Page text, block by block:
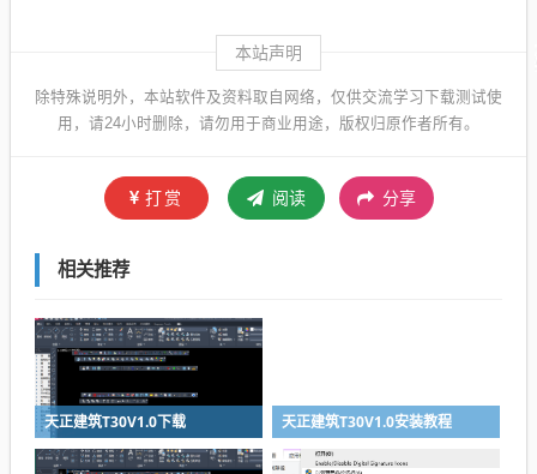
本站声明
除特殊说明外，本站软件及资料取自网络，仅供交流学习下载测试使
用，请24小时删除，请勿用于商业用途，版权归原作者所有。
打赏 阅读 分享
相关推荐
天正建筑T30V1.0下载 天正建筑T30V1.0安装教程